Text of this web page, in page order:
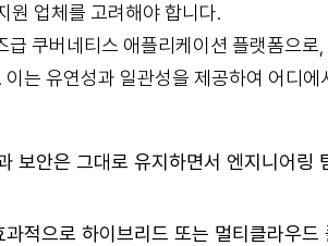
원 업체를 고려해야 합니다.
쿠버네티스 애플리케이션 플랫폼으
는 유연성과 일관성을 제공하여 어디
보안은 그대로 유지하면서 엔지니어링
적으로 하이브리드 또는 멀티클라우드